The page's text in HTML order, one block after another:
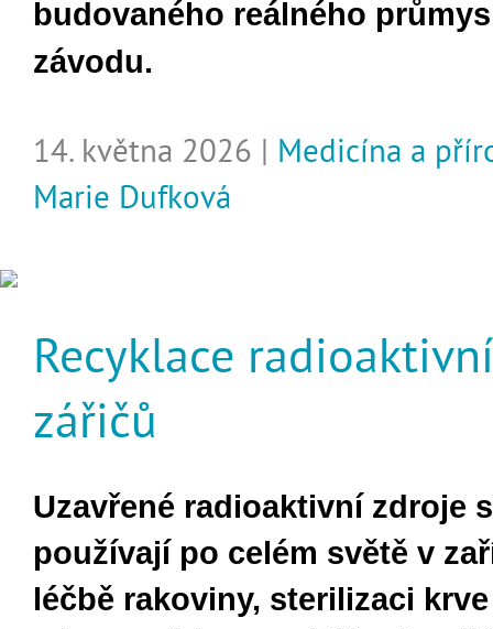
budovaného reálného
závodu.
14. května 2026 | Medicína a
Marie Dufková
Recyklace
zářičů
Uzavřené radioaktivní zdroje
používají po celém světě v
léčbě rakoviny, sterilizaci